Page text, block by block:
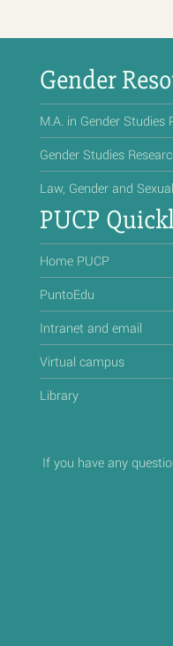
Gender
M.A. in Gender Studies
Gender Studies
Law, Gender and
PUCP
Home PUCP
PuntoEdu
Intranet and email
Virtual campus
Library
If you have any